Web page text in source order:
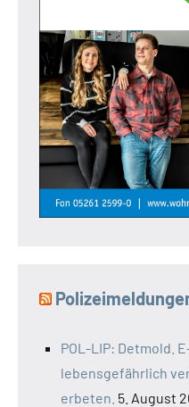
POL-LIP: Detmold.
lebensgefährlich
erbeten. 5. August